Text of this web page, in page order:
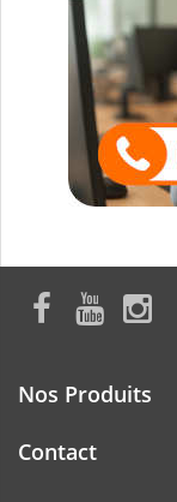
Nos Produits
Contact